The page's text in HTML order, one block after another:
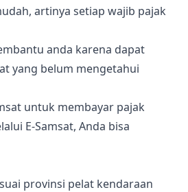
artinya setiap wajib pajak
anda karena dapat
yang belum mengetahui
untuk membayar pajak
E-Samsat, Anda bisa
provinsi pelat kendaraan